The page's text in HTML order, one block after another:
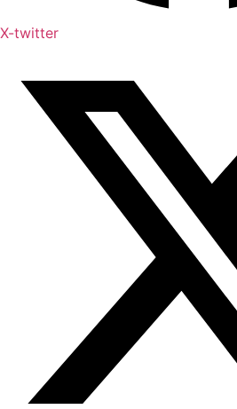
X-twitter